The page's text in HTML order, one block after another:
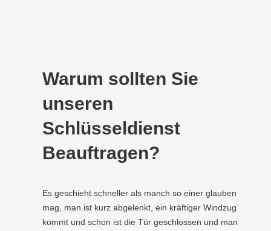
Warum sollten Sie
unseren
Schlüsseldienst
Beauftragen?
Es geschieht schneller als manch so einer glauben
mag, man ist kurz abgelenkt, ein kräftiger Windzug
kommt und schon ist die Tür geschlossen und man